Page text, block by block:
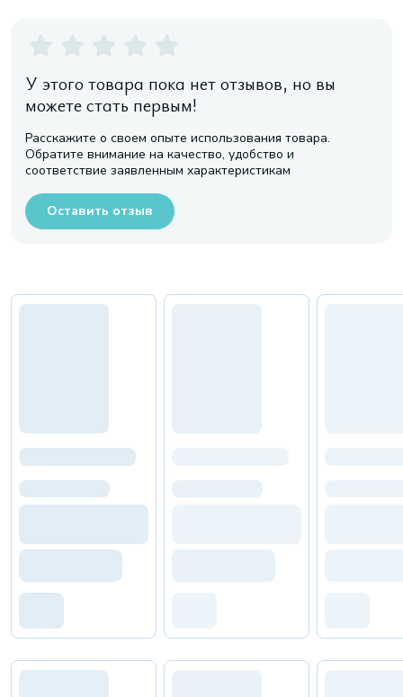
У этого товара пока нет отзывов, но вы
можете стать первым!
Расскажите о своем опыте использования товара.
Обратите внимание на качество, удобство и
соответствие заявленным характеристикам
Оставить отзыв